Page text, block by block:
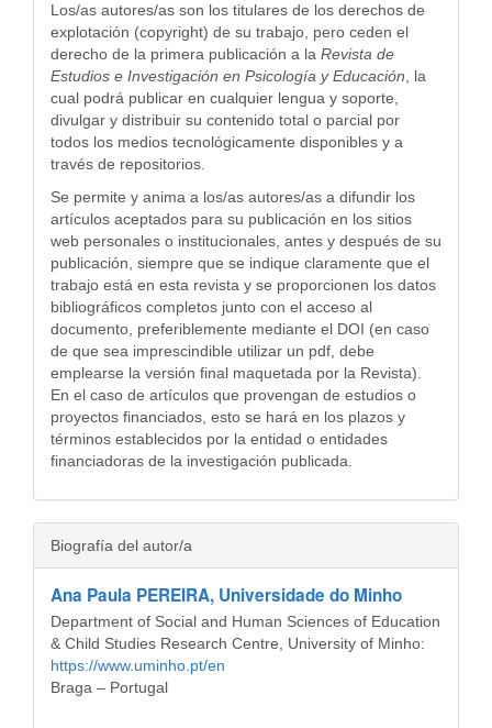
Los/as autores/as son los titulares de los derechos de
explotación (copyright) de su trabajo, pero ceden el
derecho de la primera publicación a la Revista de
Estudios e Investigación en Psicología y Educación, la
cual podrá publicar en cualquier lengua y soporte,
divulgar y distribuir su contenido total o parcial por
todos los medios tecnológicamente disponibles y a
través de repositorios.
Se permite y anima a los/as autores/as a difundir los
artículos aceptados para su publicación en los sitios
web personales o institucionales, antes y después de su
publicación, siempre que se indique claramente que el
trabajo está en esta revista y se proporcionen los datos
bibliográficos completos junto con el acceso al
documento, preferiblemente mediante el DOI (en caso
de que sea imprescindible utilizar un pdf, debe
emplearse la versión final maquetada por la Revista).
En el caso de artículos que provengan de estudios o
proyectos financiados, esto se hará en los plazos y
términos establecidos por la entidad o entidades
financiadoras de la investigación publicada.
Biografía del autor/a
Ana Paula PEREIRA, Universidade do Minho
Department of Social and Human Sciences of Education
& Child Studies Research Centre, University of Minho:
https://www.uminho.pt/en
Braga – Portugal